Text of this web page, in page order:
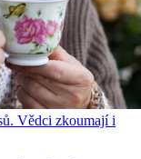
Vědci zkoumají i